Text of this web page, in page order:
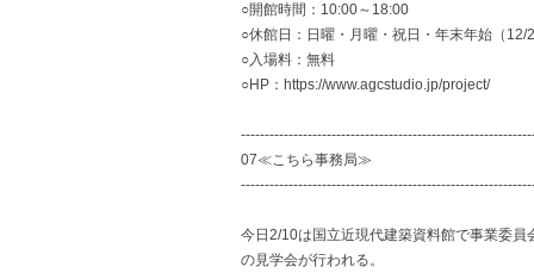
○開館時間：10:00～18:00
○休館日：日曜・月曜・祝日・年末年始（12/
○入場料：無料
○HP：https://www.agcstudio.jp/project/
07≪こちら事務局≫
今日2/10は国立近現代建築資料館で事業委
の見学会が行われる。